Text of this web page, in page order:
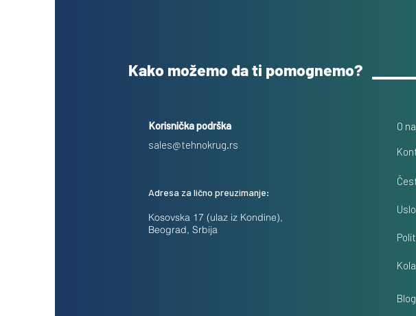
Kako možemo da ti pomognemo?
Korisnička podrška
sales@tehnokrug.rs
Adresa za lično preuzimanje:
Kosovska 17 (ulaz iz Kondine),
Beograd, Srbija
O
Blog